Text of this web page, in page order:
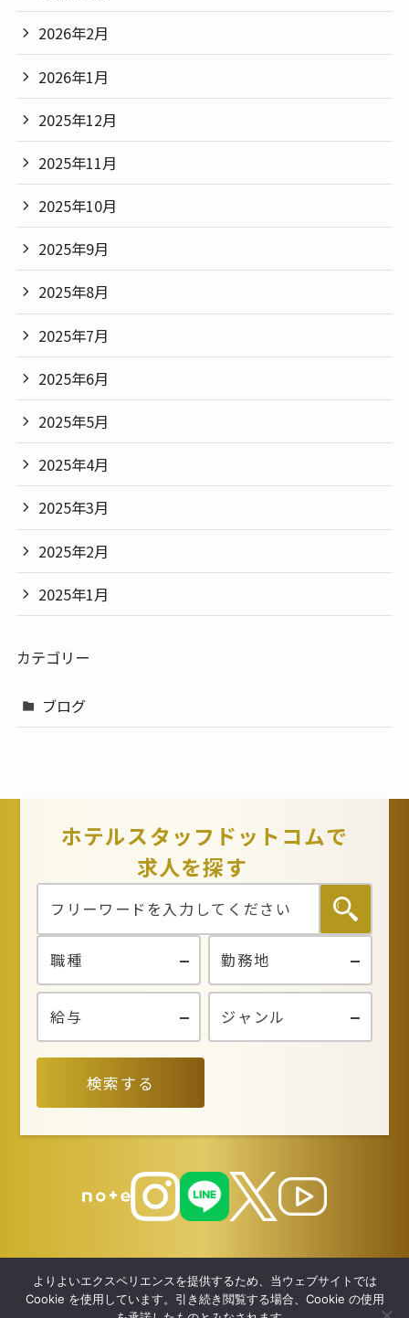
2026年2月
2026年1月
2025年12月
2025年11月
2025年10月
2025年9月
2025年8月
2025年7月
2025年6月
2025年5月
2025年4月
2025年3月
2025年2月
2025年1月
カテゴリー
ブログ
ホテルスタッフドットコムで
求人を探す
検索する
よりよいエクスペリエンスを提供するため、当ウェブサイトでは
Cookie を使用しています。引き続き閲覧する場合、Cookie の使用